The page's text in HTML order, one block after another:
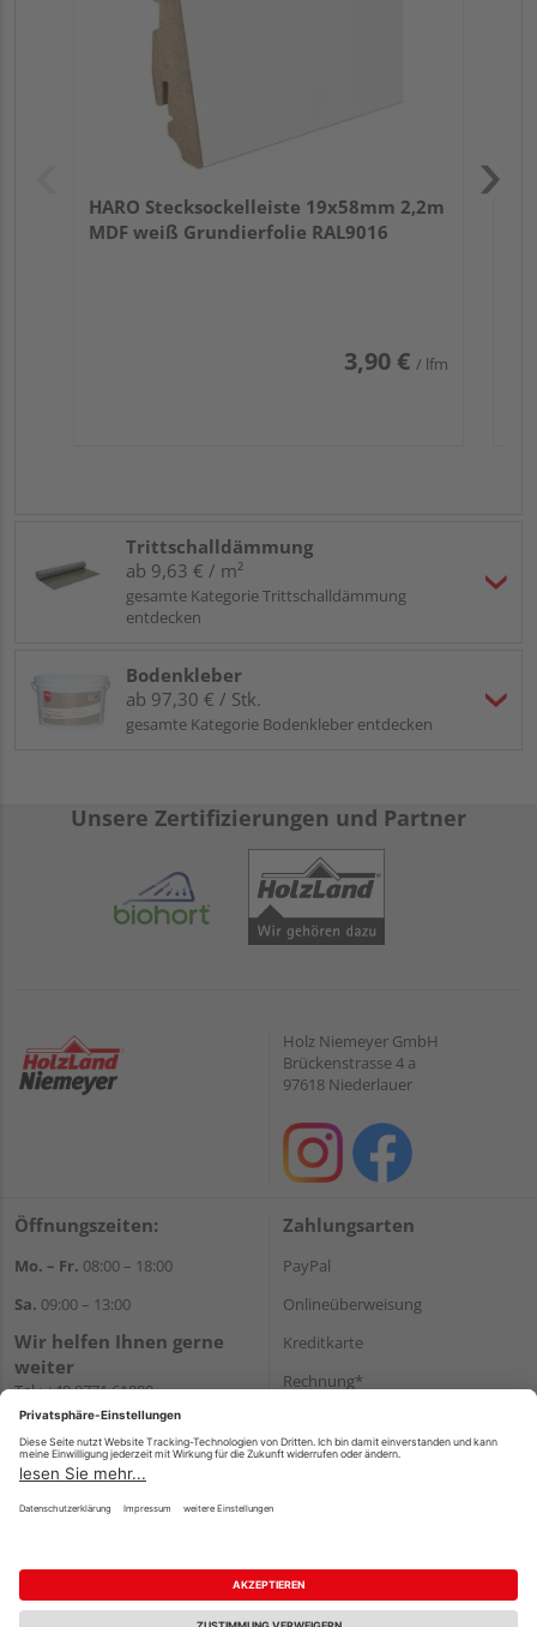
HARO Stecksockelleiste 19x58mm 2,2m
MDF weiß Grundierfolie RAL9016
3,90 € / lfm
Trittschalldämmung
ab 9,63 € / m²
gesamte Kategorie Trittschalldämmung
entdecken
Bodenkleber
ab 97,30 € / Stk.
gesamte Kategorie Bodenkleber entdecken
Unsere Zertifizierungen und Partner
Holz Niemeyer GmbH
Brückenstrasse 4 a
97618 Niederlauer
Öffnungszeiten:
Mo. – Fr. 08:00 – 18:00
Sa. 09:00 – 13:00
Wir helfen Ihnen gerne
weiter
Tel.:+49 9771 61880
E-Mail:info@holzland-
niemeyer.de
Zahlungsarten
PayPal
Onlineüberweisung
Kreditkarte
Rechnung*
Versand
Impressum AGB Widerruf
Datenschutz
Reservierungsbedingungen
Vertrag widerrufen